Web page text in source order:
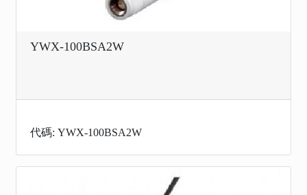
YWX-100BSA2W
代碼: YWX-100BSA2W